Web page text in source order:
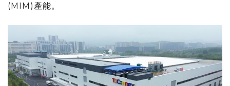
(MIM)產能。